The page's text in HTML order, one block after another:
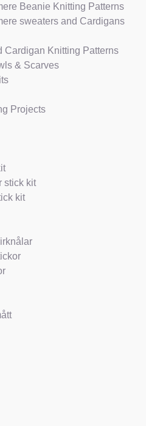
Beanie Knitting Patterns
sweaters and Cardigans
Cardigan Knitting Patterns
& Scarves
Projects
stick kit
kit